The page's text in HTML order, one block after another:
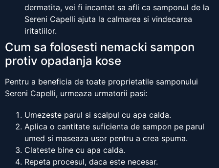
dermatita, vei fi incantat sa afli ca samponul de la
Sereni Capelli ajuta la calmarea si vindecarea
iritatiilor.
Cum sa folosesti nemacki sampon
protiv opadanja kose
Pentru a beneficia de toate proprietatile samponului
Sereni Capelli, urmeaza urmatorii pasi:
Umezeste parul si scalpul cu apa calda.
Aplica o cantitate suficienta de sampon pe parul
umed si maseaza usor pentru a crea spuma.
Clateste bine cu apa calda.
Repeta procesul, daca este necesar.